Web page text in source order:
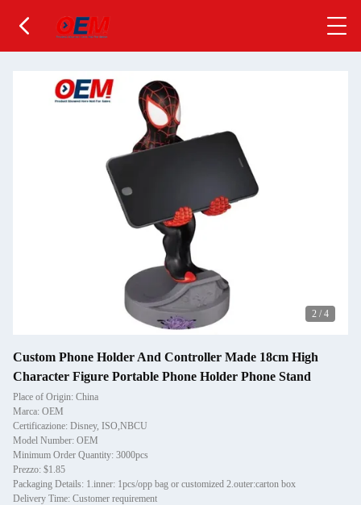
2 / 4
Custom Phone Holder And Controller Made 18cm High
Character Figure Portable Phone Holder Phone Stand
Place of Origin: China
Marca: OEM
Certificazione: Disney, ISO,NBCU
Model Number: OEM
Minimum Order Quantity: 3000pcs
Prezzo: $1.85
Packaging Details: 1.inner: 1pcs/opp bag or customized 2.outer:carton box
Delivery Time: Customer requirement